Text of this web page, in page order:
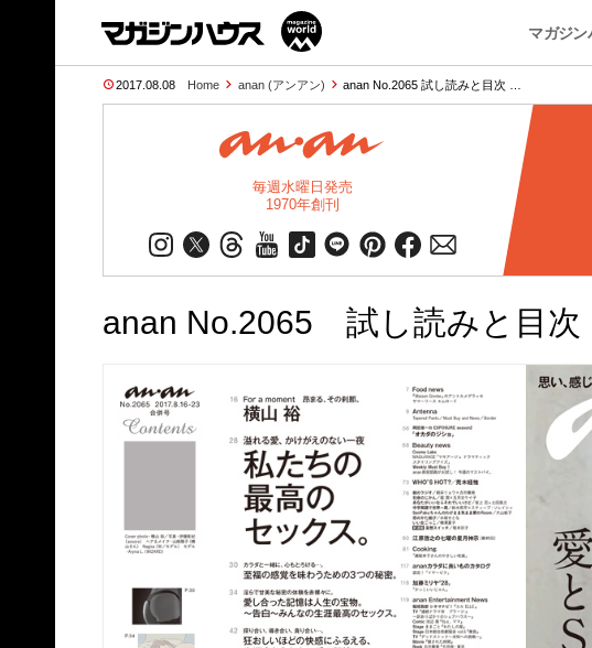
マガジン
2017.08.08 Home anan (アンアン) anan No.2065 試し読みと目次 …
毎週水曜日発売
1970年創刊
anan No.2065 試し読みと目次